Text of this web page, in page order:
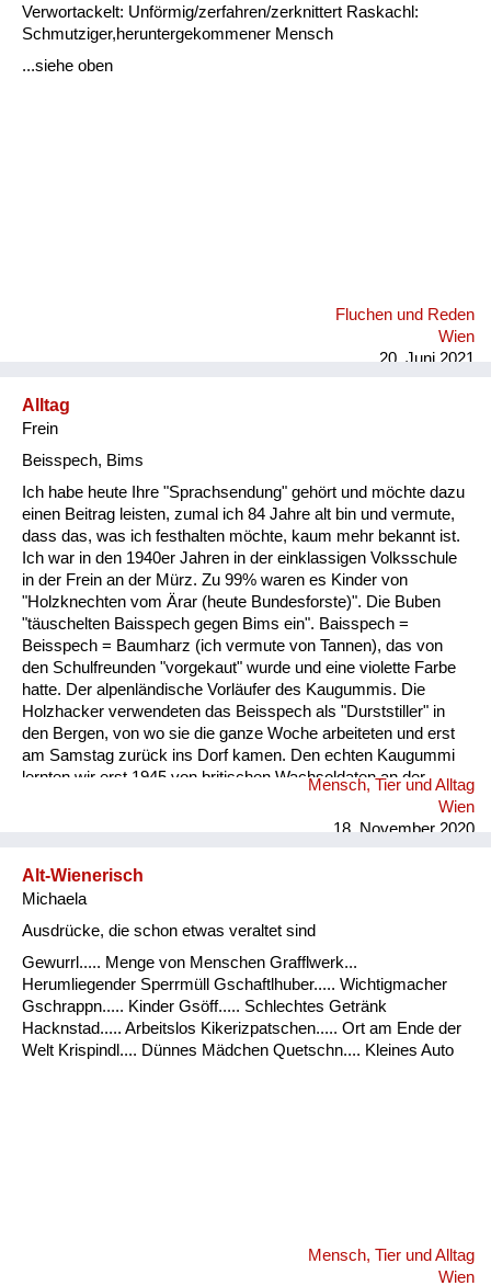
Natur und Landwirtschaft
Verwortackelt: Unförmig/zerfahren/zerknittert Raskachl:
Schmutziger,heruntergekommener Mensch
...siehe oben
Fluchen und Reden
Wien
20. Juni 2021
Alltag
Frein
Beisspech, Bims
Ich habe heute Ihre "Sprachsendung" gehört und möchte dazu
einen Beitrag leisten, zumal ich 84 Jahre alt bin und vermute,
dass das, was ich festhalten möchte, kaum mehr bekannt ist.
Ich war in den 1940er Jahren in der einklassigen Volksschule
in der Frein an der Mürz. Zu 99% waren es Kinder von
"Holzknechten vom Ärar (heute Bundesforste)". Die Buben
"täuschelten Baisspech gegen Bims ein". Baisspech =
Beisspech = Baumharz (ich vermute von Tannen), das von
den Schulfreunden "vorgekaut" wurde und eine violette Farbe
hatte. Der alpenländische Vorläufer des Kaugummis. Die
Holzhacker verwendeten das Beisspech als "Durststiller" in
den Bergen, von wo sie die ganze Woche arbeiteten und erst
am Samstag zurück ins Dorf kamen. Den echten Kaugummi
lernten wir erst 1945 von britischen Wachsoldaten an der
Grenze derBritischen Besatzungszone ihren Dienst versahen,
kennen. Hin und wieder bekamen wir von ihnen solchen
Lahnsattel. ...
Mensch, Tier und Alltag
Wien
18. November 2020
Alt-Wienerisch
Michaela
Ausdrücke, die schon etwas veraltet sind
Gewurrl..... Menge von Menschen Grafflwerk...
Herumliegender Sperrmüll Gschaftlhuber..... Wichtigmacher
Gschrappn..... Kinder Gsöff..... Schlechtes Getränk
Hacknstad..... Arbeitslos Kikerizpatschen..... Ort am Ende der
Welt Krispindl.... Dünnes Mädchen Quetschn.... Kleines Auto
Mensch, Tier und Alltag
Wien